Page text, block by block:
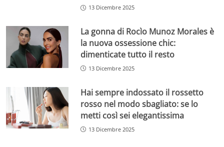
13 Dicembre 2025
La gonna di Rocìo Munoz Morales è
la nuova ossessione chic:
dimenticate tutto il resto
13 Dicembre 2025
Hai sempre indossato il rossetto
rosso nel modo sbagliato: se lo
metti così sei elegantissima
13 Dicembre 2025